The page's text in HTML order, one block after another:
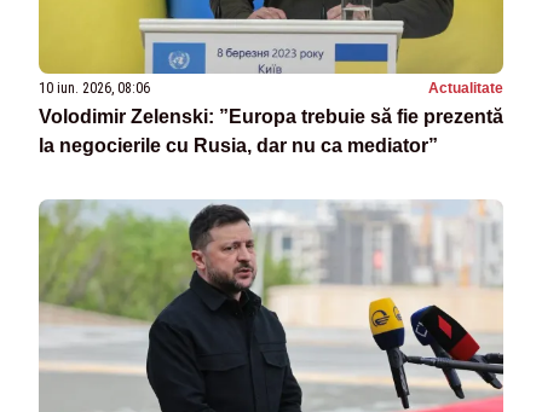
10 iun. 2026, 08:06 Actualitate
Volodimir Zelenski: ”Europa trebuie să fie prezentă
la negocierile cu Rusia, dar nu ca mediator”